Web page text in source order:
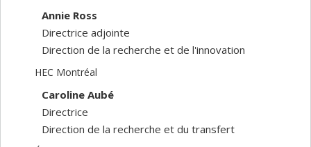
Annie Ross
Directrice adjointe
Direction de la recherche et de l'innovation
HEC Montréal
Caroline Aubé
Directrice
Direction de la recherche et du transfert